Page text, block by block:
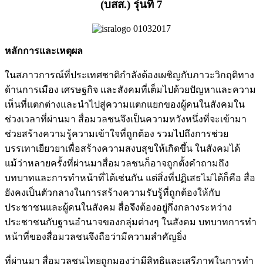
(บสส.) รุ่นที่ 7
หลักการและเหตุผล
ในสภาวการณ์ที่ประเทศชาติกำลังต้องเผชิญกับภาวะวิกฤติทาง
ด้านการเมือง เศรษฐกิจ และสังคมที่เต็มไปด้วยปัญหาและความ
เห็นที่แตกต่างและนำไปสู่ความแตกแยกของผู้คนในสังคมใน
ช่วงเวลาที่ผ่านมา สื่อมวลชนจึงเป็นความหวังหนึ่งที่จะเข้ามา
ช่วยสร้างความรู้ความเข้าใจที่ถูกต้อง รวมไปถึงการช่วย
บรรเทาเยียวยาเพื่อสร้างความสงบสุขให้เกิดขึ้น ในสังคมได้
แม้ว่าหลายครั้งที่ผ่านมาสื่อมวลชนก็อาจถูกตั้งคำถามถึง
บทบาทและการทำหน้าที่ได้เช่นกัน แต่สิ่งที่ปฏิเสธไม่ได้ก็คือ สื่อ
ยังคงเป็นตัวกลางในการสร้างความรับรู้ที่ถูกต้องให้กับ
ประชาชนและผู้คนในสังคม สื่อจึงต้องอยู่กึ่งกลางระหว่าง
ประชาชนกับฐานอำนาจของกลุ่มต่างๆ ในสังคม บทบาทการทำ
หน้าที่ของสื่อมวลชนจึงถือว่ามีความสำคัญยิ่ง
ที่ผ่านมา สื่อมวลชนไทยถูกมองว่ามีสิทธิและเสรีภาพในการทำ